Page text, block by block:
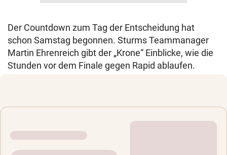
Der Countdown zum Tag der Entscheidung hat
schon Samstag begonnen. Sturms Teammanager
Martin Ehrenreich gibt der „Krone“ Einblicke, wie die
Stunden vor dem Finale gegen Rapid ablaufen.